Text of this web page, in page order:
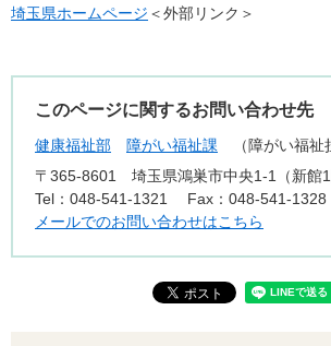
埼玉県ホームページ ＜外部リンク＞
このページに関するお問い合わせ先
健康福祉部 障がい福祉課
障がい福祉
〒365-8601
埼玉県鴻巣市中央1-1（新館1
Tel：048-541-1321
Fax：048-541-1328
メールでのお問い合わせはこちら